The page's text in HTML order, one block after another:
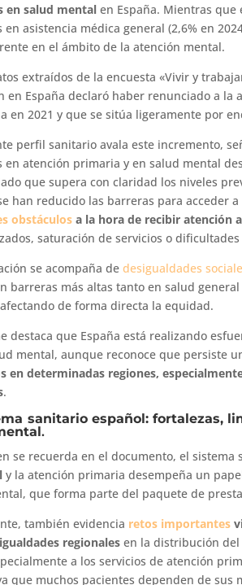
en salud mental en España. Mientras
en asistencia médica general (2,6% en
en el ámbito de la atención mental.
extraídos de la encuesta «Vivir y
en España declaró haber renunciado a la
en 2021 y que se sitúa ligeramente por
perfil sanitario avala este incremento,
en atención primaria y en salud mental
que supera con claridad los niveles
han reducido las barreras para acceder
obstáculos a la hora de recibir atención
saturación de servicios o
se acompaña dedesigualdades
barreras más altas tanto en salud
de forma directa la equidad.
destaca que España está realizando
mental, aunque reconoce que persiste
en determinadas regiones,
.
sanitario español: fortalezas,
.
se recuerda en el documento, el
y la atención primaria desempeña un
que forma parte del paquete de
también evidencia retos importantes
regionales en la distribución del
a los servicios de atención
que muchos pacientes dependen de